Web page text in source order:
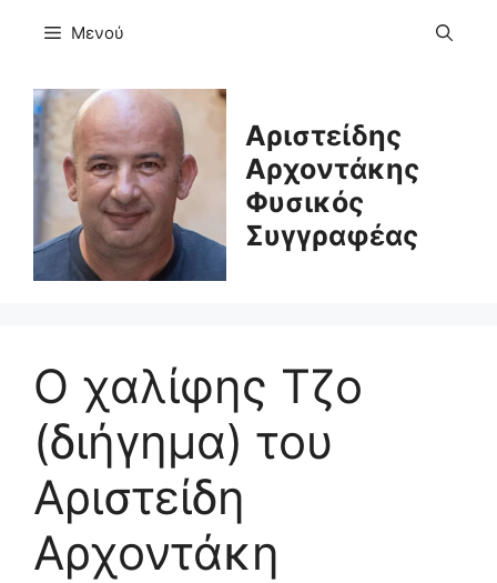
Μενού
Αριστείδης
Αρχοντάκης
Φυσικός
Συγγραφέας
Ο χαλίφης Τζο
(διήγημα) του
Αριστείδη
Αρχοντάκη